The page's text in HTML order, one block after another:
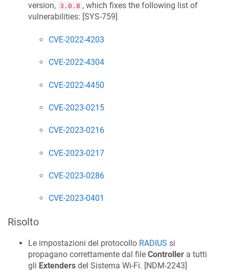
version, 3.0.8 , which fixes the following list of
vulnerabilities: [SYS-759]
CVE-2022-4203
CVE-2022-4304
CVE-2022-4450
CVE-2023-0215
CVE-2023-0216
CVE-2023-0217
CVE-2023-0286
CVE-2023-0401
Risolto
Le impostazioni del protocollo RADIUS si
propagano correttamente dal file Controller a tutti
gli Extenders del Sistema Wi-Fi. [NDM-2243]